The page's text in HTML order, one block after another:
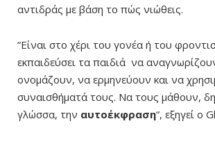
αντιδράς με βάση το πώς νιώθεις.
“Είναι στο χέρι του γονέα ή του
εκπαιδεύσει τα παιδιά να
ονομάζουν, να ερμηνεύουν και να
συναισθήματά τους. Να τους μάθουν,
γλώσσα, την αυτοέκφραση“, εξηγεί ο